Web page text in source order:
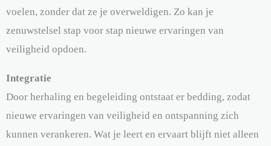
voelen, zonder dat ze je overweldigen. Zo kan je
zenuwstelsel stap voor stap nieuwe ervaringen van
veiligheid opdoen.
Integratie
Door herhaling en begeleiding ontstaat er bedding, zodat
nieuwe ervaringen van veiligheid en ontspanning zich
kunnen verankeren. Wat je leert en ervaart blijft niet alleen